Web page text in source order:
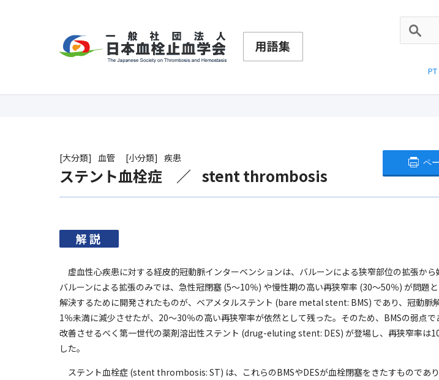
大分類 血管 小分類 疾患
ステント血栓症 stent thrombosis
ペ
解説
虚血性心疾患に対する経皮的冠動脈インターベンションは、バルーンによる狭窄部位の拡張から
バルーンによる拡張のみでは、急性冠閉塞 (5～10％) や慢性期の高い再狭窄率 (30～50％) が問題
解決するために開発されたものが、ベアメタルステント (bare metal stent: BMS) であり、冠動脈
1％未満に減少させたが、20～30％の高い再狭窄率が依然として残った。そのため、BMSの弱点
改善させるべく第一世代の薬剤溶出性ステント (drug-eluting stent: DES) が登場し、再狭窄率は
した。
ステント血栓症 (stent thrombosis: ST) は、これらのBMSやDESが血栓閉塞をきたすものであ